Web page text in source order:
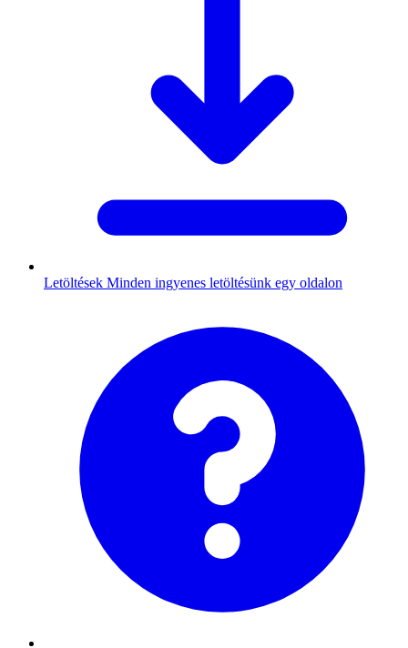
Letöltések Minden ingyenes letöltésünk egy oldalon